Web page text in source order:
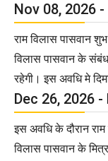
Nov 08, 2026
राम विलास पासवान
विलास पासवान के संबंध
रहेगी। इस अवधि मे
Dec 26, 2026 -
इस अवधि के दौरान
विलास पासवान के